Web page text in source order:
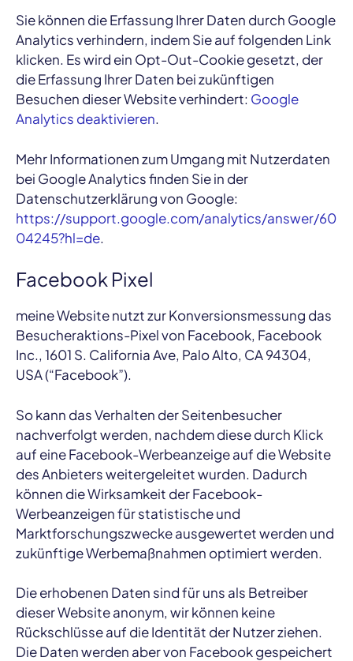
Sie können die Erfassung Ihrer Daten durch Google
Analytics verhindern, indem Sie auf folgenden Link
klicken. Es wird ein Opt-Out-Cookie gesetzt, der
die Erfassung Ihrer Daten bei zukünftigen
Besuchen dieser Website verhindert: Google
Analytics deaktivieren.
Mehr Informationen zum Umgang mit Nutzerdaten
bei Google Analytics finden Sie in der
Datenschutzerklärung von Google:
https://support.google.com/analytics/answer/60
04245?hl=de.
Facebook Pixel
meine Website nutzt zur Konversionsmessung das
Besucheraktions-Pixel von Facebook, Facebook
Inc., 1601 S. California Ave, Palo Alto, CA 94304,
USA (“Facebook”).
So kann das Verhalten der Seitenbesucher
nachverfolgt werden, nachdem diese durch Klick
auf eine Facebook-Werbeanzeige auf die Website
des Anbieters weitergeleitet wurden. Dadurch
können die Wirksamkeit der Facebook-
Werbeanzeigen für statistische und
Marktforschungszwecke ausgewertet werden und
zukünftige Werbemaßnahmen optimiert werden.
Die erhobenen Daten sind für uns als Betreiber
dieser Website anonym, wir können keine
Rückschlüsse auf die Identität der Nutzer ziehen.
Die Daten werden aber von Facebook gespeichert